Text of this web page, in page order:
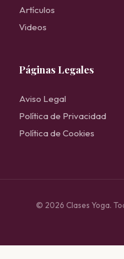
Artículos
Videos
Páginas Legales
Aviso Legal
Política de Privacidad
Política de Cookies
© 2026 Clases Yoga.